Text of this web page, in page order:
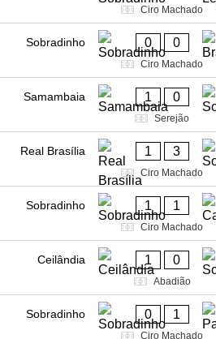
Ciro Machado
Sobradinho 0 0
Ciro Machado
Samambaia 1 0
Serejão
Real Brasília 1 3
Ciro Machado
Sobradinho 1 1
Ciro Machado
Ceilândia 1 0
Abadião
Sobradinho 0 1
Ciro Machado